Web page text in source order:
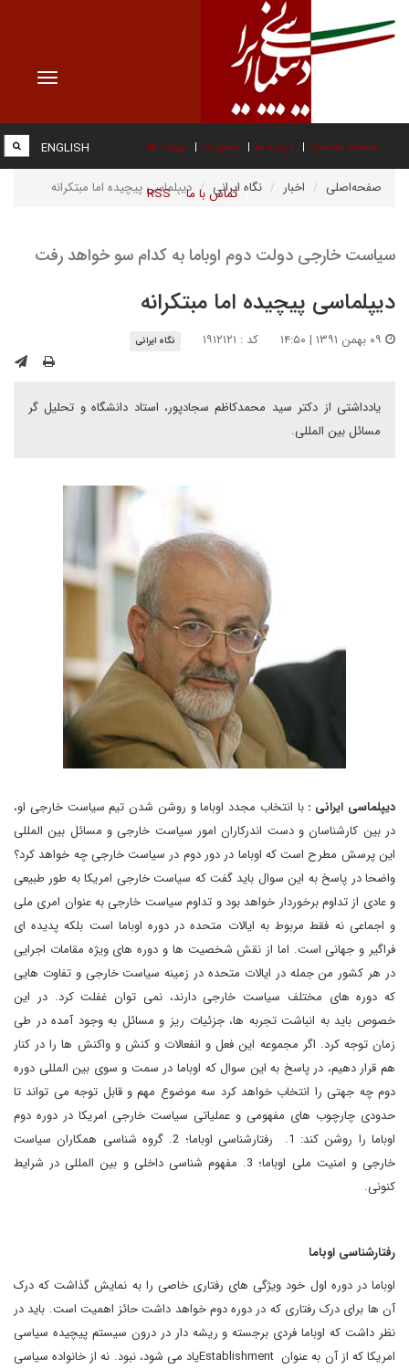
Toggle
صفحه نخست درباره ما عضویت پیوند ها
تماس با ما RSS
ENGLISH
صفحه‌اصلی اخبار نگاه ایرانی دیپلماسی پیچیده اما مبتکرانه
سیاست خارجی دولت دوم اوباما به کدام سو خواهد رفت
دیپلماسی پیچیده اما مبتکرانه
کد : ۱۹۱۲۱۲۱ نگاه ایرانی
یادداشتی از دکتر سید محمدکاظم سجادپور، استاد دانشگاه و تحلیل گر
مسائل بین المللی.
دیپلماسی ایرانی :با انتخاب مجدد اوباما و روشن شدن تیم سیاست خارجی او،
در بین کارشناسان و دست اندرکاران امور سیاست خارجی و مسائل بین المللی
این پرسش مطرح است که اوباما در دور دوم در سیاست خارجی چه خواهد کرد؟
واضحا در پاسخ به این سوال باید گفت که سیاست خارجی امریکا به طور طبیعی
و عادی از تداوم برخوردار خواهد بود و تداوم سیاست خارجی به عنوان امری ملی
و اجماعی نه فقط مربوط به ایالات متحده در دوره اوباما است بلکه پدیده ای
فراگیر و جهانی است. اما از نقش شخصیت ها و دوره های ویژه مقامات اجرایی
در هر کشور من جمله در ایالات متحده در زمینه سیاست خارجی و تفاوت هایی
که دوره های مختلف سیاست خارجی دارند، نمی توان غفلت کرد. در این
خصوص باید به انباشت تجربه ها، جزئیات ریز و مسائل به وجود آمده در طی
زمان توجه کرد. اگر مجموعه این فعل و انفعالات و کنش و واکنش ها را در کنار
هم قرار دهیم، در پاسخ به این سوال که اوباما در سمت و سوی بین المللی دوره
دوم چه جهتی را انتخاب خواهد کرد سه موضوع مهم و قابل توجه می تواند تا
حدودی چارچوب های مفهومی و عملیاتی سیاست خارجی امریکا در دوره دوم
اوباما را روشن کند: 1. رفتارشناسی اوباما؛ 2. گروه شناسی همکاران سیاست
خارجی و امنیت ملی اوباما؛ 3. مفهوم شناسی داخلی و بین المللی در شرایط
کنونی.
رفتارشناسی اوباما
اوباما در دوره اول خود ویژگی های رفتاری خاصی را به نمایش گذاشت که درک
آن ها برای درک رفتاری که در دوره دوم خواهد داشت حائز اهمیت است. باید در
نظر داشت که اوباما فردی برجسته و ریشه دار در درون سیستم پیچیده سیاسی
امریکا که از آن به عنوان Establishmentیاد می شود، نبود. نه از خانواده سیاسی